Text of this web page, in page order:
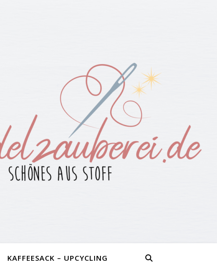
KAFFEESACK – UPCYCLING